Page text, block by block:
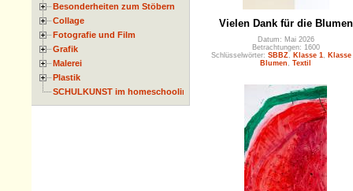
Besonderheiten zum Stöbern
Collage
Fotografie und Film
Grafik
Malerei
Plastik
SCHULKUNST im homeschooling
Vielen Dank für die Blumen
Datum: Mai 2026
Betrachtungen: 1600
Schlüsselwörter: SBBZ Klasse 1
Klasse
Blumen
Textil